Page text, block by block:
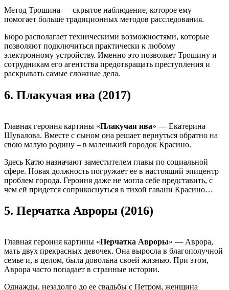
Метод Трошина — скрытое наблюдение, которое ему
помогает больше традиционных методов расследования.
Бюро располагает техническими возможностями, которые
позволяют подключиться практически к любому
электронному устройству. Именно это позволяет Трошину и
сотрудникам его агентства предотвращать преступления и
раскрывать самые сложные дела.
6. Плакучая ива (2017)
Главная героиня картины «Плакучая ива» — Екатерина
Шувалова. Вместе с сыном она решает вернуться обратно на
свою малую родину – в маленький городок Красино.
Здесь Катю назначают заместителем главы по социальной
сфере. Новая должность погружает ее в настоящий эпицентр
проблем города. Героиня даже не могла себе представить, с
чем ей придется соприкоснуться в тихой гавани Красино…
5. Перчатка Авроры (2016)
Главная героиня картины «Перчатка Авроры» — Аврора,
мать двух прекрасных девочек. Она выросла в благополучной
семье и, в целом, была довольна своей жизнью. При этом,
Аврора часто попадает в странные истории.
Однажды, незадолго до ее свадьбы с Петром, женщина